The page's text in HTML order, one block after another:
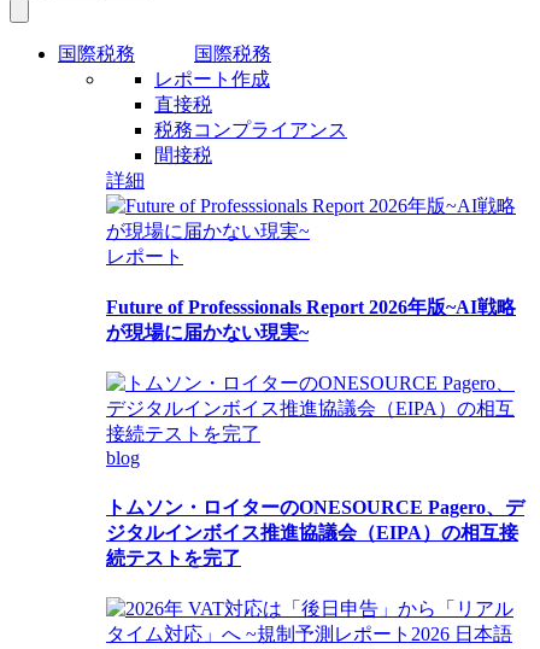
国際税務
国際税務
レポート作成
直接税
税務コンプライアンス
間接税
詳細
レポート
Future of Professsionals Report 2026年版~AI戦略
が現場に届かない現実~
blog
トムソン・ロイターのONESOURCE Pagero、デ
ジタルインボイス推進協議会（EIPA）の相互接
続テストを完了